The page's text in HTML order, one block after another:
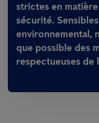
strictes en
sécurité.
environnemental,
que possible des
respectueuses de